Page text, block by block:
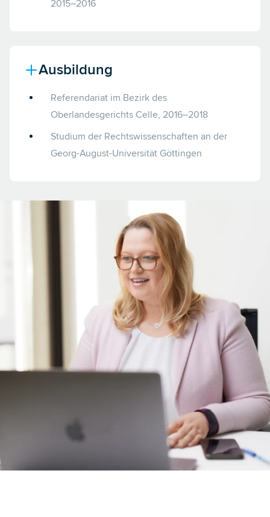
2015–2016
Ausbildung
Referendariat im Bezirk des
Oberlandesgerichts Celle, 2016–2018
Studium der Rechtswissenschaften an der
Georg-August-Universität Göttingen